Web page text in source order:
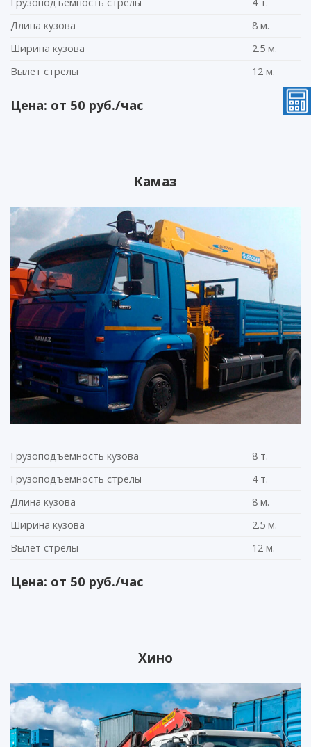
Длина кузова
8 м.
Ширина кузова
2.5 м.
Вылет стрелы
12 м.
Цена: от 50 руб./час
Камаз
Грузоподъемность кузова
8 т.
Грузоподъемность стрелы
4 т.
Длина кузова
8 м.
Ширина кузова
2.5 м.
Вылет стрелы
12 м.
Цена: от 50 руб./час
Хино